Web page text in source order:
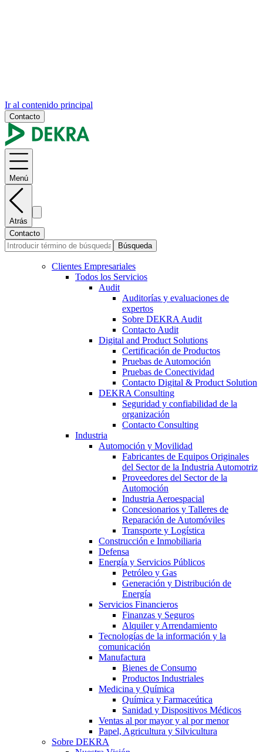
Ir al contenido principal
Contacto
Menú
Atrás
Contacto
Búsqueda
Clientes Empresariales
Todos los Servicios
Audit
Auditorías y evaluaciones de
expertos
Sobre DEKRA Audit
Contacto Audit
Digital and Product Solutions
Certificación de Productos
Pruebas de Automoción
Pruebas de Conectividad
Contacto Digital & Product Solution
DEKRA Consulting
Seguridad y confiabilidad de la
organización
Contacto Consulting
Industria
Automoción y Movilidad
Fabricantes de Equipos Originales
del Sector de la Industria Automotriz
Proveedores del Sector de la
Automoción
Industria Aeroespacial
Concesionarios y Talleres de
Reparación de Automóviles
Transporte y Logística
Construcción e Inmobiliaria
Defensa
Energía y Servicios Públicos
Petróleo y Gas
Generación y Distribución de
Energía
Servicios Financieros
Finanzas y Seguros
Alquiler y Arrendamiento
Tecnologías de la información y la
comunicación
Manufactura
Bienes de Consumo
Productos Industriales
Medicina y Química
Química y Farmaceútica
Sanidad y Dispositivos Médicos
Ventas al por mayor y al por menor
Papel, Agricultura y Silvicultura
Sobre DEKRA